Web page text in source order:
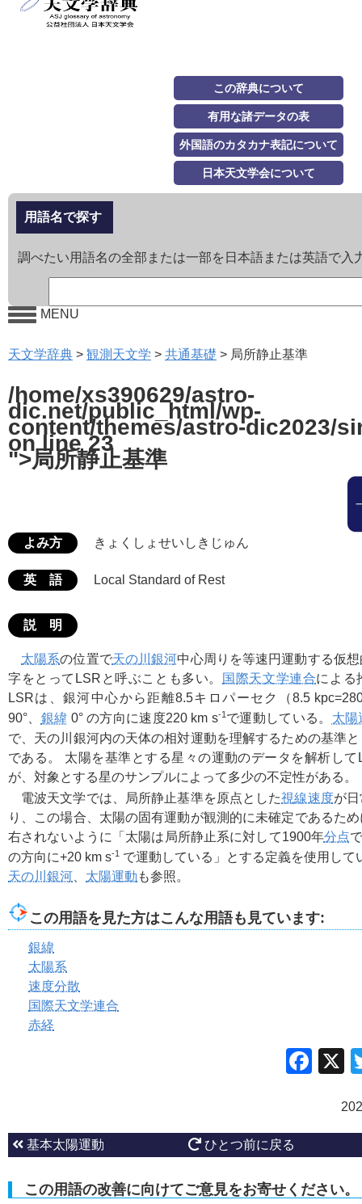
この辞典について
有用な諸データの表
外国語のカタカナ表記について
日本天文学会について
用語名で探す
調べたい用語名の全部または一部を日本語または英語で入
MENU
天文学辞典 > 観測天文学 > 共通基礎 > 局所静止基準
/home/xs390629/astro-
dic.net/public_html/wp-
content/themes/astro-dic2023/
on line23
">局所静止基準
よみ方 きょくしょせいしきじゅん
英 語 Local Standard of Rest
説 明
太陽系の位置で天の川銀河中心周りを等速円運動する仮
字をとってLSRと呼ぶことも多い。
国際天文学連合による
LSRは、銀河中心から距離8.5キロパーセク（8.5
90°、 銀緯 0° の方向に速度220 km s-1 で運動している。 太陽
で、天の川銀河内の天体の相対運動を理解するための基準
である。 太陽を基準とする星々の運動のデータを解析し
が、対象とする星のサンプルによって多少の不定性がある。
電波天文学では、局所静止基準を原点とした視線速度が
り、この場合、太陽の固有運動が観測的に未確定であるた
右されないように「太陽は局所静止系に対して1900年分点
の方向に+20 km s-1 で運動している」とする定義を使用して
天の川銀河
太陽運動 も参照。
この用語を見た方はこんな用語も見ています:
銀緯
太陽系
速度分散
国際天文学連合
赤経
基本太陽運動 ひとつ前に戻る
この用語の改善に向けてご意見をお寄せください。